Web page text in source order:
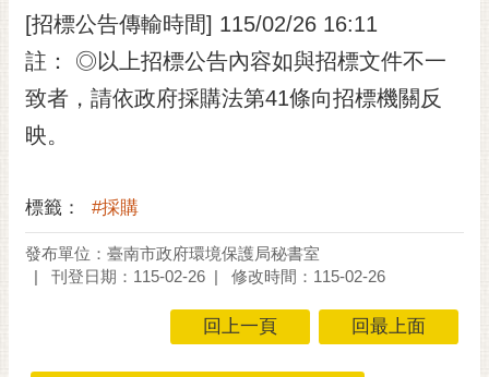
[招標公告傳輸時間] 115/02/26 16:11
註： ◎以上招標公告內容如與招標文件不一
致者，請依政府採購法第41條向招標機關反
映。
標籤： #採購
發布單位：臺南市政府環境保護局秘書室
刊登日期：115-02-26
修改時間：115-02-26
回上一頁 回最上面